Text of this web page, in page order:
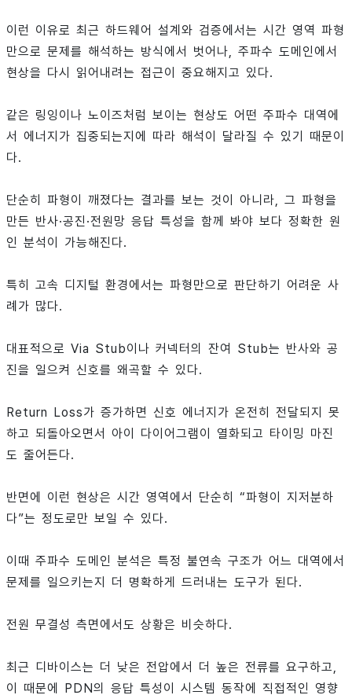
이런 이유로 최근 하드웨어 설계와 검증에서는 시간 영역 파형
만으로 문제를 해석하는 방식에서 벗어나, 주파수 도메인에서
현상을 다시 읽어내려는 접근이 중요해지고 있다.
같은 링잉이나 노이즈처럼 보이는 현상도 어떤 주파수 대역에
서 에너지가 집중되는지에 따라 해석이 달라질 수 있기 때문이
다.
단순히 파형이 깨졌다는 결과를 보는 것이 아니라, 그 파형을
만든 반사·공진·전원망 응답 특성을 함께 봐야 보다 정확한 원
인 분석이 가능해진다.
특히 고속 디지털 환경에서는 파형만으로 판단하기 어려운 사
례가 많다.
대표적으로 Via Stub이나 커넥터의 잔여 Stub는 반사와 공
진을 일으켜 신호를 왜곡할 수 있다.
Return Loss가 증가하면 신호 에너지가 온전히 전달되지 못
하고 되돌아오면서 아이 다이어그램이 열화되고 타이밍 마진
도 줄어든다.
반면에 이런 현상은 시간 영역에서 단순히 “파형이 지저분하
다”는 정도로만 보일 수 있다.
이때 주파수 도메인 분석은 특정 불연속 구조가 어느 대역에서
문제를 일으키는지 더 명확하게 드러내는 도구가 된다.
전원 무결성 측면에서도 상황은 비슷하다.
최근 디바이스는 더 낮은 전압에서 더 높은 전류를 요구하고,
이 때문에 PDN의 응답 특성이 시스템 동작에 직접적인 영향